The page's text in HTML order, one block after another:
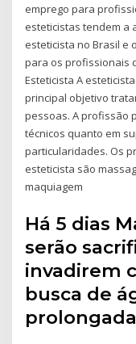
emprego para
esteticistas tendem a
esteticista no Brasil e
para os profissionais
Esteticista A
principal objetivo
pessoas. A profissão
técnicos quanto em
particularidades. Os
esteticista são
maquiagem
Há 5 dias
serão
invadirem
busca de